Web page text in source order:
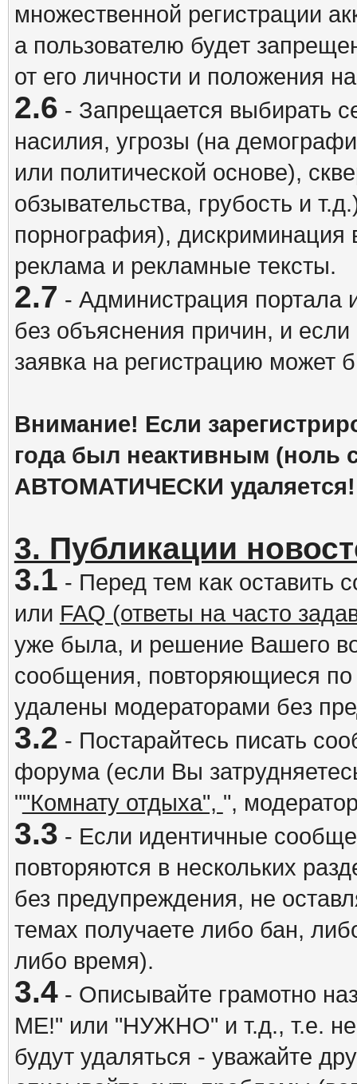
множественной регистрации
а пользователю будет
от его личности и положения
2.6 - Запрещается выбирать
насилия, угрозы (на
или политической основе),
обзывательства, грубость и
порнография),
реклама и рекламные тексты.
2.7 - Администрация портала
без объяснения причин, и
заявка на регистрацию может
Внимание! Если
года был неактивным (ноль
АВТОМАТИЧЕСКИ удаляется!
3. Публикации
3.1 - Перед тем как оставить
или FAQ (ответы на часто
уже была, и решение Вашего
сообщения, повторяющиеся
удалены модераторами без
3.2 - Постарайтесь писать
форума (если Вы
""Комнату отдыха", ",
3.3 - Если идентичные
повторяются в нескольких
без предупреждения, не
темах получаете либо бан,
либо время).
3.4- Описывайте грамотно
ME!" или "НУЖНО" и т.д., т.е.
будут удаляться - уважайте